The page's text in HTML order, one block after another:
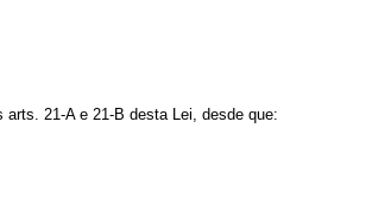
21-A e 21-B desta Lei, desde que: